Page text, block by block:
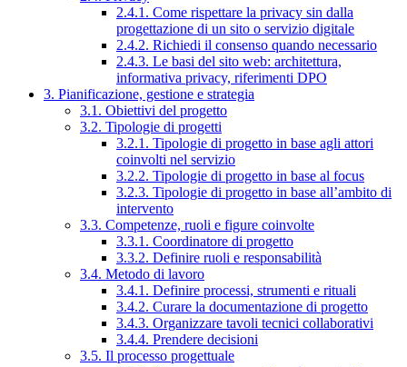
2.4.1. Come rispettare la privacy sin dalla
progettazione di un sito o servizio digitale
2.4.2. Richiedi il consenso quando necessario
2.4.3. Le basi del sito web: architettura,
informativa privacy, riferimenti DPO
3. Pianificazione, gestione e strategia
3.1. Obiettivi del progetto
3.2. Tipologie di progetti
3.2.1. Tipologie di progetto in base agli attori
coinvolti nel servizio
3.2.2. Tipologie di progetto in base al focus
3.2.3. Tipologie di progetto in base all’ambito di
intervento
3.3. Competenze, ruoli e figure coinvolte
3.3.1. Coordinatore di progetto
3.3.2. Definire ruoli e responsabilità
3.4. Metodo di lavoro
3.4.1. Definire processi, strumenti e rituali
3.4.2. Curare la documentazione di progetto
3.4.3. Organizzare tavoli tecnici collaborativi
3.4.4. Prendere decisioni
3.5. Il processo progettuale